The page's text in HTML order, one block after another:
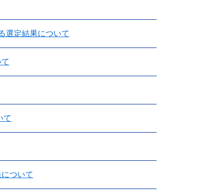
選定結果について
て
ついて